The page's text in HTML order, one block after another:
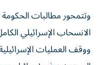
وتتمحور مطالبات
الانسحاب الإسرائيلي
ووقف العمليات